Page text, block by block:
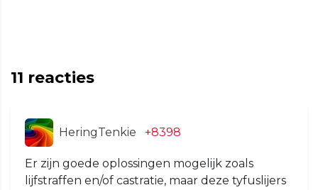
11 reacties
HeringTenkie +8398
Er zijn goede oplossingen mogelijk zoals
lijfstraffen en/of castratie, maar deze tyfuslijers